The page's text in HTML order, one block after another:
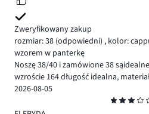
Zweryfikowany zakup
rozmiar: 38 (odpowiedni) , kolor:
wzorem w panterkę
Noszę 38/40 i zamówione 38
wzroście 164 długość idealna,
2026-08-05